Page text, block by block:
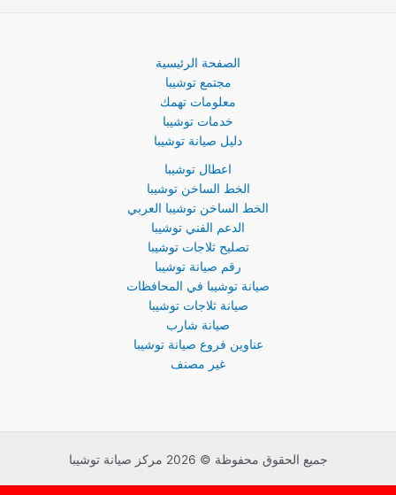
الصفحة الرئيسية
مجتمع توشيبا
معلومات تهمك
خدمات توشيبا
دليل صيانة توشيبا
اعطال توشيبا
الخط الساخن توشيبا
الخط الساخن توشيبا العربي
الدعم الفني توشيبا
تصليح ثلاجات توشيبا
رقم صيانة توشيبا
صيانة توشيبا في المحافظات
صيانة ثلاجات توشيبا
صيانة شارب
عناوين فروع صيانة توشيبا
غير مصنف
جميع الحقوق محفوظة © 2026 مركز صيانة توشيبا